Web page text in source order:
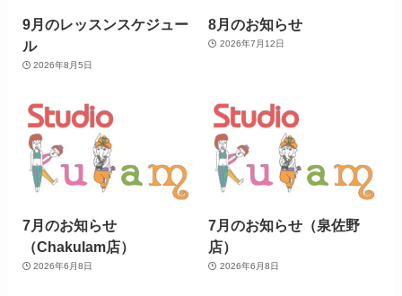
9月のレッスンスケジュー
ル
2026年8月5日
8月のお知らせ
2026年7月12日
7月のお知らせ
（Chakulam店）
2026年6月8日
7月のお知らせ（泉佐野
店）
2026年6月8日